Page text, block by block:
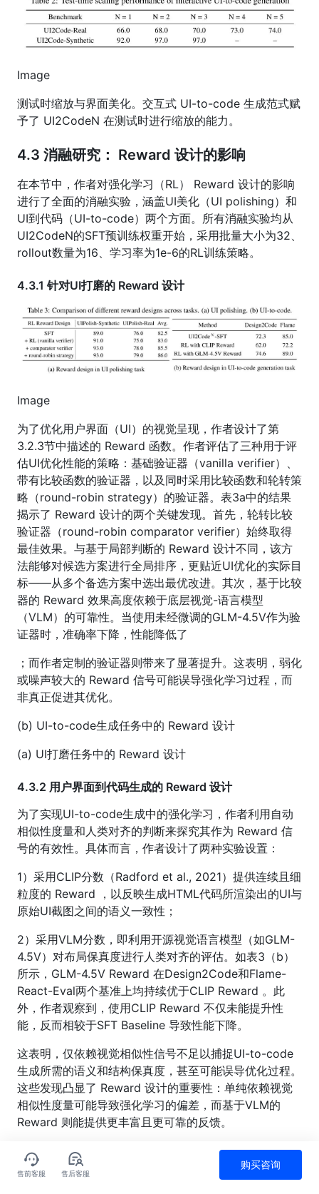
Image
测试时缩放与界面美化。交互式 UI-to-code 生成范式赋
予了 UI2CodeN 在测试时进行缩放的能力。
4.3 消融研究： Reward 设计的影响
在本节中，作者对强化学习（RL） Reward 设计的影响
进行了全面的消融实验，涵盖UI美化（UI polishing）和
UI到代码（UI-to-code）两个方面。所有消融实验均从
UI2CodeN的SFT预训练权重开始，采用批量大小为32、
rollout数量为16、学习率为1e-6的RL训练策略。
4.3.1 针对UI打磨的 Reward 设计
Image
为了优化用户界面（UI）的视觉呈现，作者设计了第
3.2.3节中描述的 Reward 函数。作者评估了三种用于评
估UI优化性能的策略：基础验证器（vanilla verifier）、
带有比较函数的验证器，以及同时采用比较函数和轮转策
略（round-robin strategy）的验证器。表3a中的结果
揭示了 Reward 设计的两个关键发现。首先，轮转比较
验证器（round-robin comparator verifier）始终取得
最佳效果。与基于局部判断的 Reward 设计不同，该方
法能够对候选方案进行全局排序，更贴近UI优化的实际目
标——从多个备选方案中选出最优改进。其次，基于比较
器的 Reward 效果高度依赖于底层视觉-语言模型
（VLM）的可靠性。当使用未经微调的GLM-4.5V作为验
证器时，准确率下降，性能降低了
；而作者定制的验证器则带来了显著提升。这表明，弱化
或噪声较大的 Reward 信号可能误导强化学习过程，而
非真正促进其优化。
(b) UI-to-code生成任务中的 Reward 设计
(a) UI打磨任务中的 Reward 设计
4.3.2 用户界面到代码生成的 Reward 设计
为了实现UI-to-code生成中的强化学习，作者利用自动
相似性度量和人类对齐的判断来探究其作为 Reward 信
号的有效性。具体而言，作者设计了两种实验设置：
1）采用CLIP分数（Radford et al., 2021）提供连续且细
粒度的 Reward ，以反映生成HTML代码所渲染出的UI与
原始UI截图之间的语义一致性；
2）采用VLM分数，即利用开源视觉语言模型（如GLM-
4.5V）对布局保真度进行人类对齐的评估。如表3（b）
所示，GLM-4.5V Reward 在Design2Code和Flame-
React-Eval两个基准上均持续优于CLIP Reward 。此
外，作者观察到，使用CLIP Reward 不仅未能提升性
能，反而相较于SFT Baseline 导致性能下降。
这表明，仅依赖视觉相似性信号不足以捕捉UI-to-code
生成所需的语义和结构保真度，甚至可能误导优化过程。
这些发现凸显了 Reward 设计的重要性：单纯依赖视觉
相似性度量可能导致强化学习的偏差，而基于VLM的
Reward 则能提供更丰富且更可靠的反馈。
4.4 消融研究：真实网页在强化学习阶段的影
响
评论
售前客服 售后客服
购买咨询